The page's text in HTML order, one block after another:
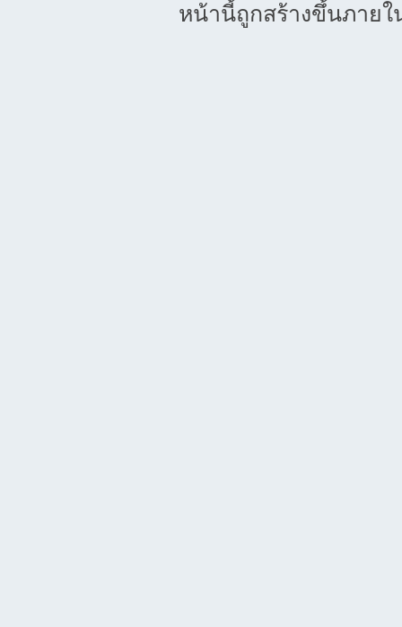
หน้านี้ถูกสร้างขึ้นภายใ